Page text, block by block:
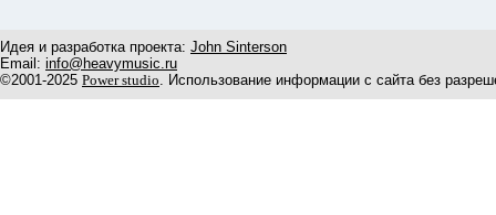
Идея и разработка проекта: John Sinterson
Email: info@heavymusic.ru
©2001-2025 Power studio. Использование информации с сайта без